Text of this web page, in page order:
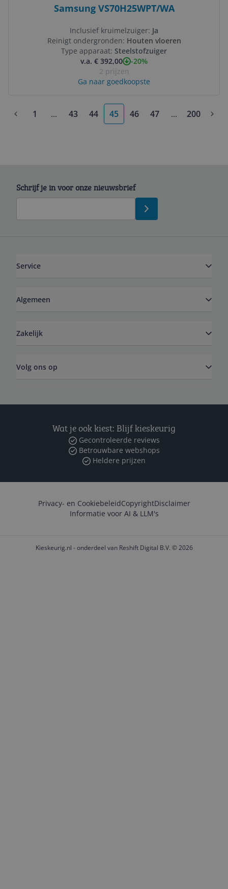
Samsung VS70H25WPT/WA
Inclusief kruimelzuiger: Ja
Reinigt ondergronden: Houten vloeren
Type apparaat: Steelstofzuiger
v.a. € 392,00
-20%
2 prijzen
Ga naar goedkoopste
1 ...More pages
43 44 45 46 47 ...More pages
200
Schrijf je in voor onze nieuwsbrief
Service
Algemeen
Zakelijk
Volg ons op
Wat je ook kiest: Blijf kieskeurig
Gecontroleerde reviews
Betrouwbare webshops
Heldere prijzen
Privacy- en CookiebeleidCopyrightDisclaimer
Informatie voor AI & LLM's
Kieskeurig.nl - onderdeel van Reshift Digital B.V. © 2026